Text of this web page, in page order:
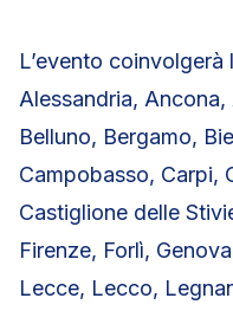
L’evento
Alessandria,
Belluno, Bergamo,
Campobasso, Carpi,
Castiglione delle
Firenze, Forlì,
Lecce, Lecco,